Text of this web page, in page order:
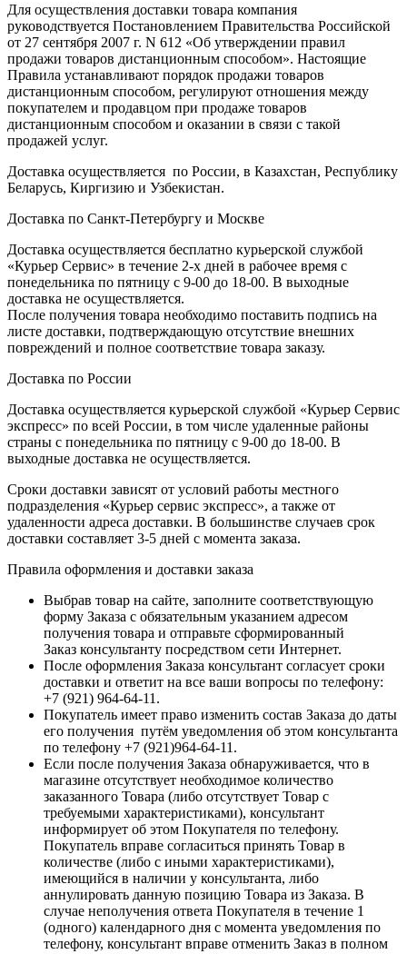
Для осуществления доставки товара компания
руководствуется Постановлением Правительства Российской
от 27 сентября 2007 г. N 612 «Об утверждении правил
продажи товаров дистанционным способом». Настоящие
Правила устанавливают порядок продажи товаров
дистанционным способом, регулируют отношения между
покупателем и продавцом при продаже товаров
дистанционным способом и оказании в связи с такой
продажей услуг.
Доставка осуществляется по России, в Казахстан, Республику
Беларусь, Киргизию и Узбекистан.
Доставка по Санкт-Петербургу и Москве
Доставка осуществляется бесплатно курьерской службой
«Курьер Сервис» в течение 2-х дней в рабочее время с
понедельника по пятницу с 9-00 до 18-00. В выходные
доставка не осуществляется.
После получения товара необходимо поставить подпись на
листе доставки, подтверждающую отсутствие внешних
повреждений и полное соответствие товара заказу.
Доставка по России
Доставка осуществляется курьерской службой «Курьер Сервис
экспресс» по всей России, в том числе удаленные районы
страны с понедельника по пятницу с 9-00 до 18-00. В
выходные доставка не осуществляется.
Сроки доставки зависят от условий работы местного
подразделения «Курьер сервис экспресс», а также от
удаленности адреса доставки. В большинстве случаев срок
доставки составляет 3-5 дней с момента заказа.
Правила оформления и доставки заказа
Выбрав товар на сайте, заполните соответствующую
форму Заказа с обязательным указанием адресом
получения товара и отправьте сформированный
Заказ консультанту посредством сети Интернет.
После оформления Заказа консультант согласует сроки
доставки и ответит на все ваши вопросы по телефону:
+7 (921) 964-64-11.
Покупатель имеет право изменить состав Заказа до даты
его получения путём уведомления об этом консультанта
по телефону +7 (921)964-64-11.
Если после получения Заказа обнаруживается, что в
магазине отсутствует необходимое количество
заказанного Товара (либо отсутствует Товар с
требуемыми характеристиками), консультант
информирует об этом Покупателя по телефону.
Покупатель вправе согласиться принять Товар в
количестве (либо с иными характеристиками),
имеющийся в наличии у консультанта, либо
аннулировать данную позицию Товара из Заказа. В
случае неполучения ответа Покупателя в течение 1
(одного) календарного дня с момента уведомления по
телефону, консультант вправе отменить Заказ в полном